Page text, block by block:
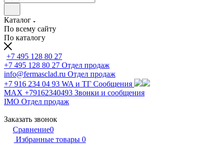
Каталог
По всему сайту
По каталогу
+7 495 128 80 27
+7 495 128 80 27 Отдел продаж
info@fermasclad.ru Отдел продаж
+7 916 234 04 93 WA и ТГ Сообщения
MAX +79162340493 Звонки и сообщения
IMO Отдел продаж
Заказать звонок
Сравнение0
Избранные товары 0